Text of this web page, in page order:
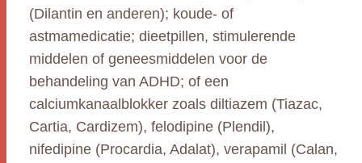
(Dilantin en anderen); koude- of
astmamedicatie; dieetpillen, stimulerende
middelen of geneesmiddelen voor de
behandeling van ADHD; of een
calciumkanaalblokker zoals diltiazem (Tiazac,
Cartia, Cardizem), felodipine (Plendil),
nifedipine (Procardia, Adalat), verapamil (Calan,